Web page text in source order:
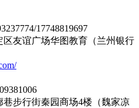
17748819697
友谊广场华图教育（兰州银行
步行街秦园商场4楼（魏家凉